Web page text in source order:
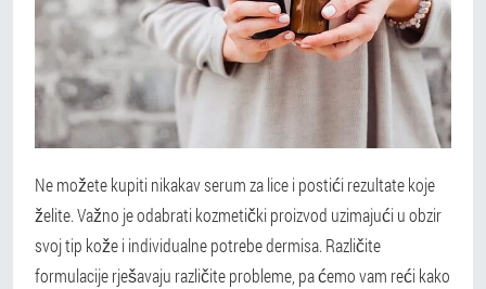
Ne možete kupiti nikakav serum za lice i postići rezultate koje
želite. Važno je odabrati kozmetički proizvod uzimajući u obzir
svoj tip kože i individualne potrebe dermisa. Različite
formulacije rješavaju različite probleme, pa ćemo vam reći kako